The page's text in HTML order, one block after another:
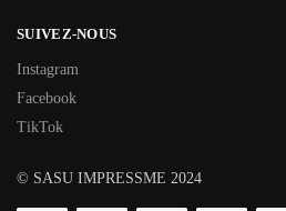
SUIVEZ-NOUS
Instagram
Facebook
TikTok
© SASU IMPRESSME 2024